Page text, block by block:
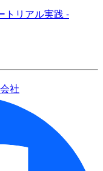
トリアル実践 -
社